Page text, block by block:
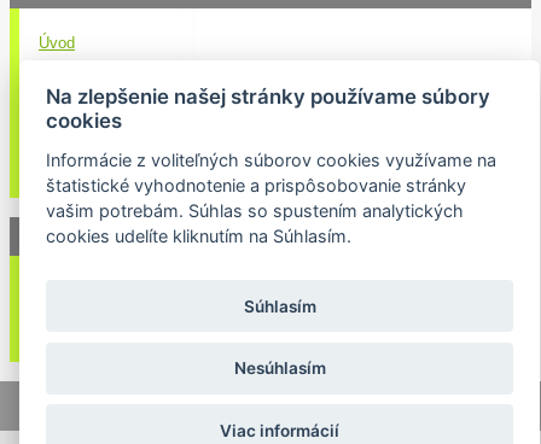
Úvod
Kontakt
Doručenie nákupu
Ochrana osobných údajov
NEWSLETTER
Na zlepšenie našej stránky používame súbory
cookies
Informácie z voliteľných súborov cookies využívame na
štatistické vyhodnotenie a prispôsobovanie stránky
vašim potrebám. Súhlas so spustením analytických
cookies udelíte kliknutím na Súhlasím.
Súhlasím
Nesúhlasím
Viac informácií